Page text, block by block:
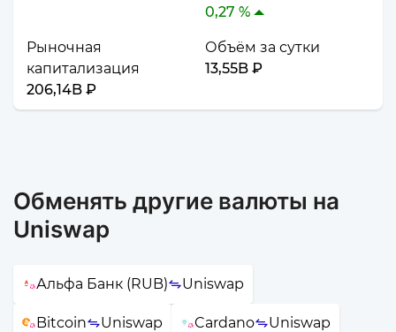
0,27 %
Рыночная
капитализация
206,14B ₽
Объём за сутки
13,55B ₽
Обменять другие валюты на
Uniswap
Альфа Банк (RUB) Uniswap
Bitcoin Uniswap Cardano Uniswap